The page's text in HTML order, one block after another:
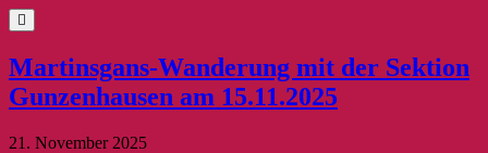
Martinsgans-Wanderung mit der Sektion
Gunzenhausen am 15.11.2025
21. November 2025